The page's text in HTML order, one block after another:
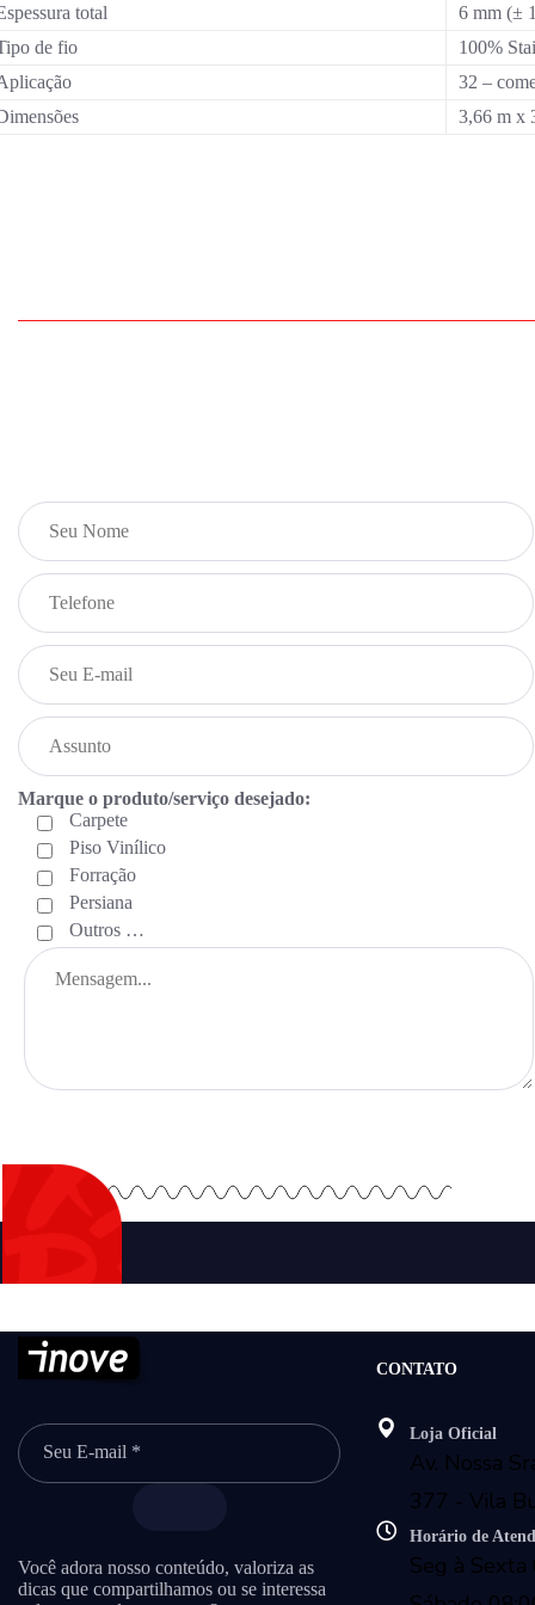
total
6 mm (±
de fio
100%
32 –
3,66 m x
Marque o produto/serviço desejado:
Carpete
Piso Vinílico
Forração
Persiana
Outros …
Você adora nosso conteúdo, valoriza as
dicas que compartilhamos ou se interessa
CONTATO
Loja Oficial
Av. Nossa
377 - Vila
Horário de
Seg à Sexta